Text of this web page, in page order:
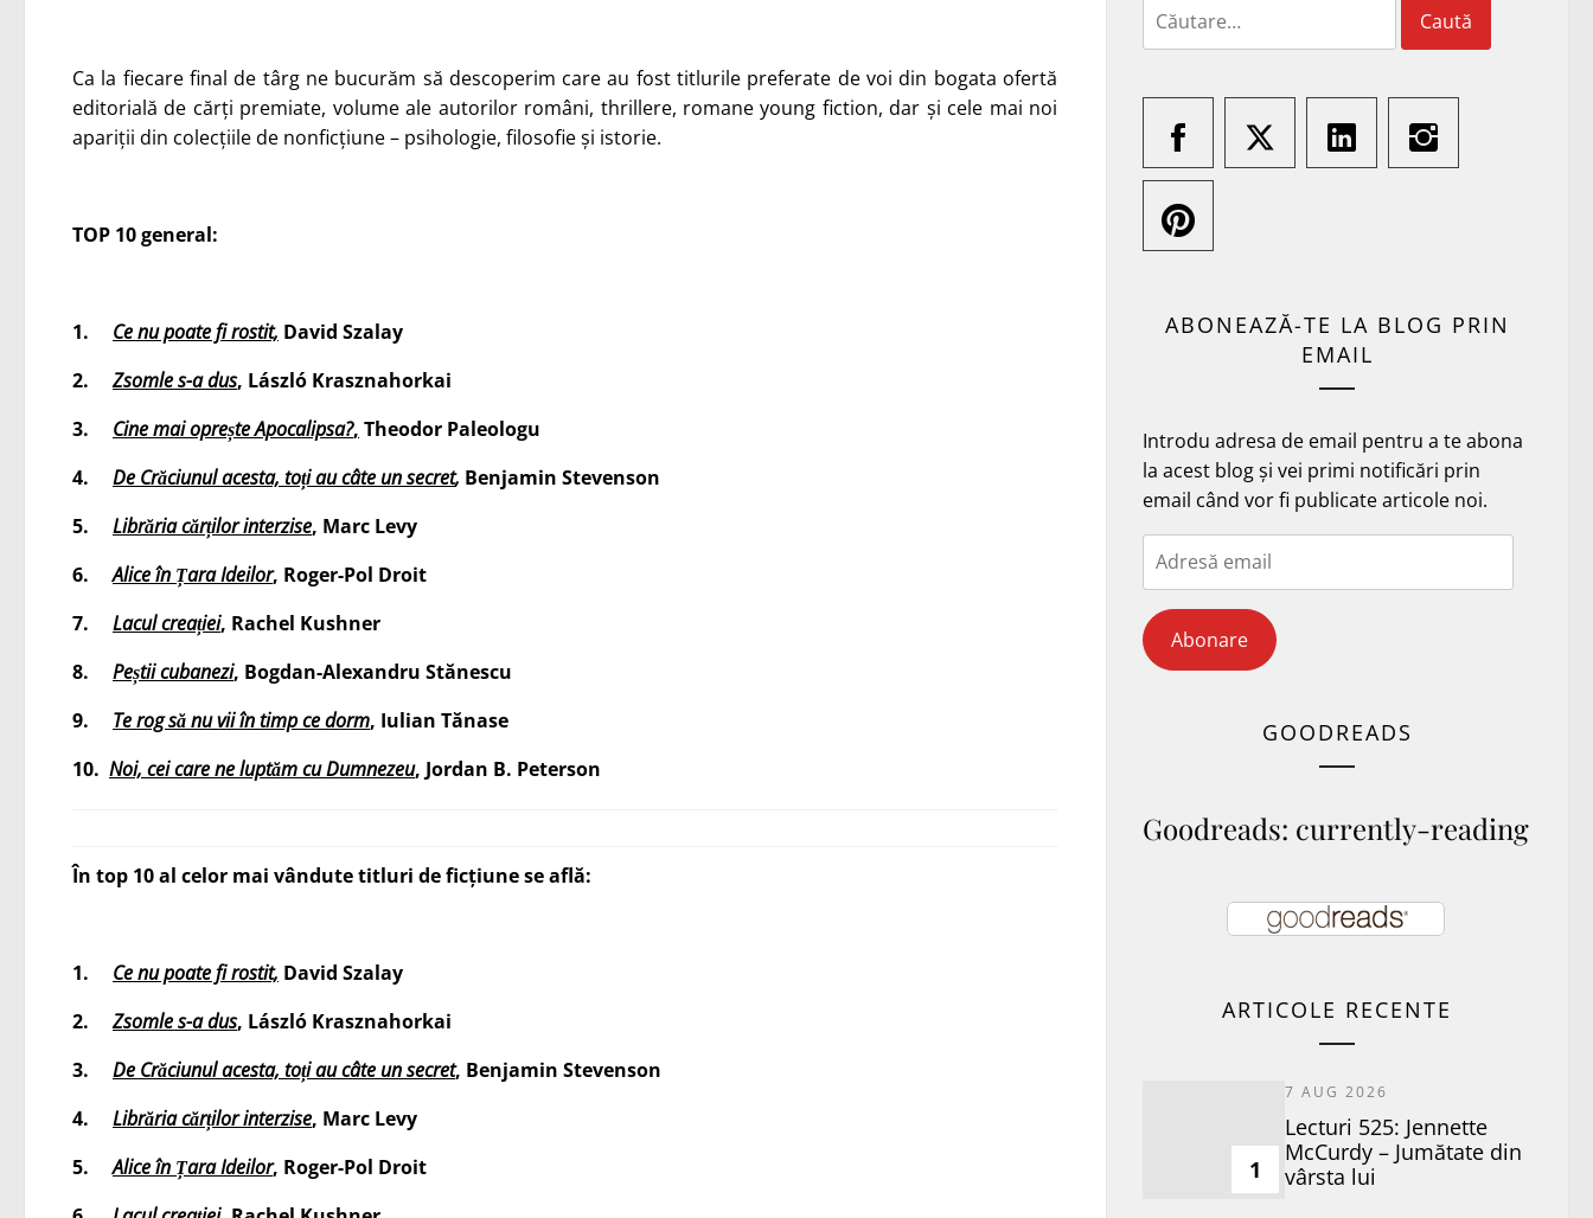
Ca la fiecare final de târg ne bucurăm să descoperim care au fost titlurile preferate de voi din bogata ofertă
editorială de cărți premiate, volume ale autorilor români, thrillere, romane young fiction, dar și cele mai noi
apariții din colecțiile de nonficțiune – psihologie, filosofie și istorie.
TOP 10 general:
1. Ce nu poate fi rostit, David Szalay
2.
Zsomle s-a dus, László Krasznahorkai
3. Cine mai oprește Apocalipsa?, Theodor Paleologu
4. De Crăciunul acesta, toți au câte un secret, Benjamin Stevenson
5.
Librăria cărților interzise, Marc Levy
6.Alice în Țara Ideilor, Roger-Pol Droit
7. Lacul creației, Rachel Kushner
8. Peștii cubanezi, Bogdan-Alexandru Stănescu
9. Te rog să nu vii în timp ce dorm, Iulian Tănase
10. Noi, cei care ne luptăm cu Dumnezeu, Jordan B. Peterson
În top 10 al celor mai vândute titluri de ficțiune se află:
1. Ce nu poate fi rostit, David Szalay
2.Zsomle s-a dus, László Krasznahorkai
3. De Crăciunul acesta, toți au câte un secret, Benjamin Stevenson
4. Librăria cărților interzise, Marc Levy
5.Alice în Țara Ideilor, Roger-Pol Droit
după:
ABONEAZĂ-TE LA BLOG PRIN
EMAIL
Introdu adresa de email pentru a te abona
la acest blog și vei primi notificări prin
email când vor fi publicate articole noi.
Adresă
email
Abonare
GOODREADS
Goodreads: currently-reading
ARTICOLE RECENTE
1
7 AUG 2026
Lecturi 525: Jennette
McCurdy – Jumătate din
vârsta lui